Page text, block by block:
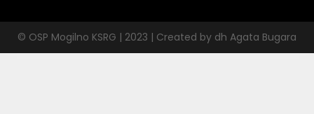
© OSP Mogilno KSRG | 2023 | Created by dh Agata Bugara